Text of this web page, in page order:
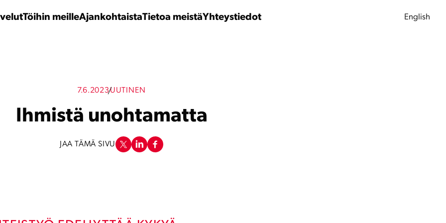
Töihin meilleAjankohtaistaTietoa meistäYhteystiedot English
7.6.2023UUTINEN
Ihmistä unohtamatta
JAA TÄMÄ SIVU